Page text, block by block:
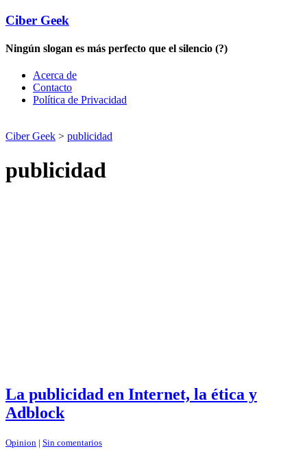
Ciber Geek
Ningún slogan es más perfecto que el silencio (?)
Acerca de
Contacto
Política de Privacidad
Ciber Geek > publicidad
publicidad
La publicidad en Internet, la ética y
Adblock
Opinion | Sin comentarios